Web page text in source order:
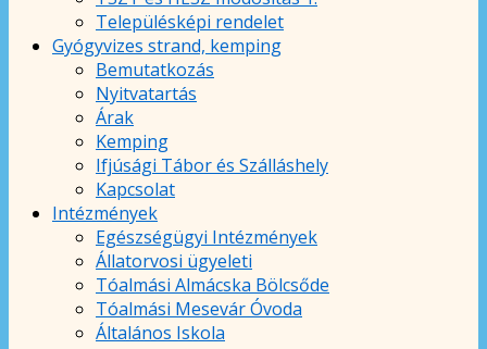
Településképi rendelet
Gyógyvizes strand, kemping
Bemutatkozás
Nyitvatartás
Árak
Kemping
Ifjúsági Tábor és Szálláshely
Kapcsolat
Intézmények
Egészségügyi Intézmények
Állatorvosi ügyeleti
Tóalmási Almácska Bölcsőde
Tóalmási Mesevár Óvoda
Általános Iskola